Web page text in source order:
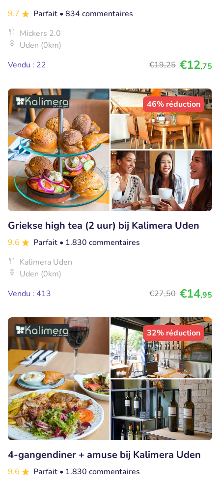
9.7
Parfait • 834 commentaires
Mickers 2.0
Uden (0km)
Vendu : 22
€19,25 €12,75
46% réduction
Griekse high tea (2 uur) bij Kalimera Uden
9.6 Parfait • 1.830 commentaires
Kalimera Uden
Uden (0km)
Vendu : 413
€27,50 €14,95
32% réduction
4-gangendiner + amuse bij Kalimera Uden
9.6 Parfait • 1.830 commentaires